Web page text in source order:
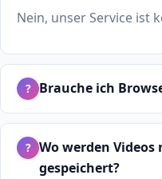
Nein, unser Service ist
? Brauche ich
? Wo werden
gespeichert?